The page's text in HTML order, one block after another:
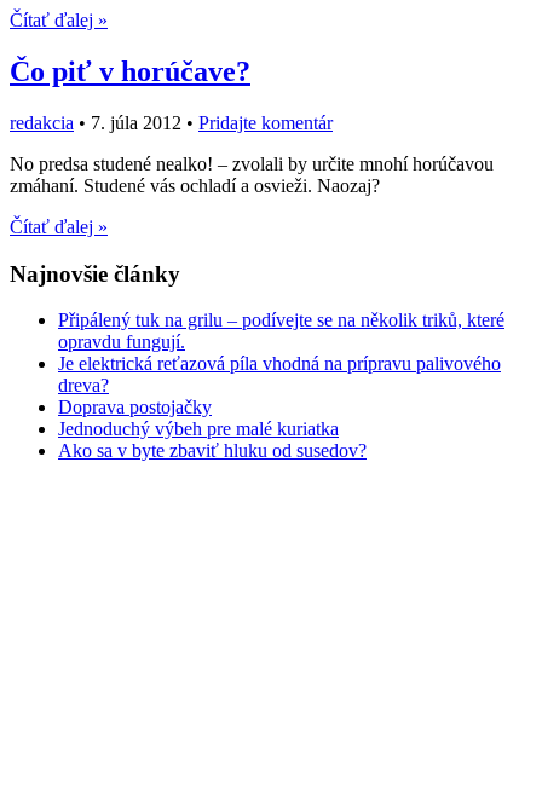
Čítať ďalej »
Čo piť v horúčave?
redakcia • 7. júla 2012 • Pridajte komentár
No predsa studené nealko! – zvolali by určite mnohí horúčavou
zmáhaní. Studené vás ochladí a osvieži. Naozaj?
Čítať ďalej »
Najnovšie články
Připálený tuk na grilu – podívejte se na několik triků, které
opravdu fungují.
Je elektrická reťazová píla vhodná na prípravu palivového
dreva?
Doprava postojačky
Jednoduchý výbeh pre malé kuriatka
Ako sa v byte zbaviť hluku od susedov?